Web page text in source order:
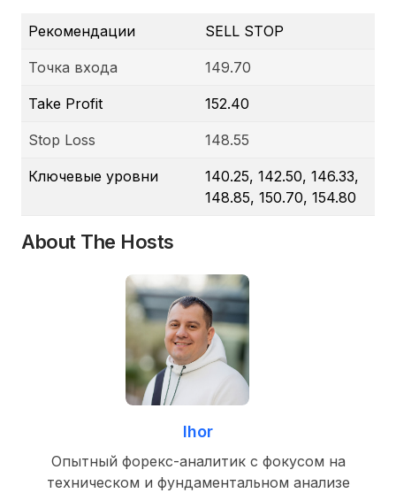
Рекомендации SELL STOP
Точка входа 149.70
Take Profit 152.40
Stop Loss 148.55
Ключевые уровни
140.25, 142.50, 146.33,
148.85, 150.70, 154.80
About The Hosts
Ihor
Опытный форекс-аналитик с фокусом на
техническом и фундаментальном анализе